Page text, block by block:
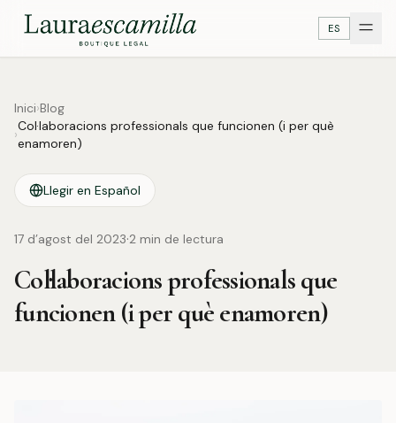
ES
Inici›Blog
›
Col·laboracions professionals que funcionen (i per què
enamoren)
Llegir en Español
17 d’agost del 2023·2 min de lectura
Col·laboracions professionals que
funcionen (i per què enamoren)